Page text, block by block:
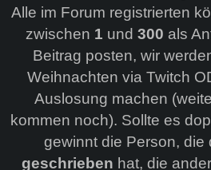
Alle im Forum registrierten
zwischen 1 und 300 als
Beitrag posten, wir
Weihnachten via Twitch
Auslosung machen
kommen noch). Sollte es
gewinnt die Person, die
geschrieben hat, die